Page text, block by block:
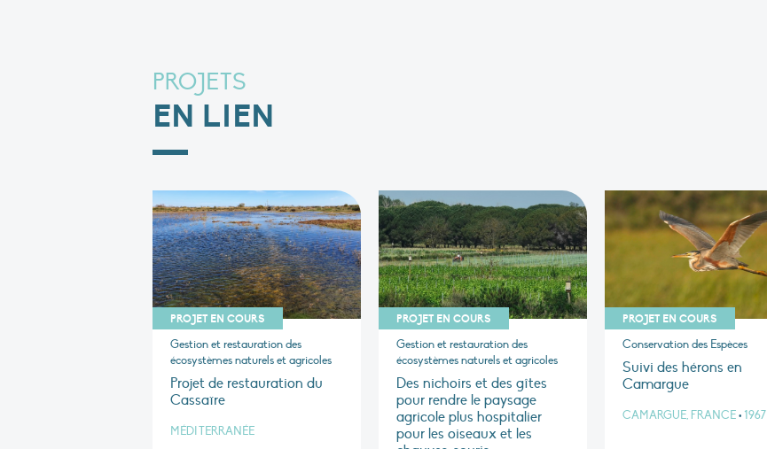
PROJETS
EN LIEN
PROJET EN COURS
Gestion et restauration des
écosystèmes naturels et agricoles
Projet de restauration du
Cassaïre
MÉDITERRANÉE
PROJET EN COURS
Gestion et restauration des
écosystèmes naturels et agricoles
Des nichoirs et des gîtes
pour rendre le paysage
agricole plus hospitalier
pour les oiseaux et les
PROJET EN COURS
Conservation des Espèces
Suivi des hérons en
Camargue
CAMARGUE, FRANCE•1967